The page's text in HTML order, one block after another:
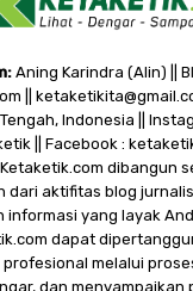
Aning Karindra (Alin) ||
||
Indonesia ||
|| Facebook :
dibangun
dari aktifitas blog
informasi yang layak
dapat
melalui
dan menyampaikan